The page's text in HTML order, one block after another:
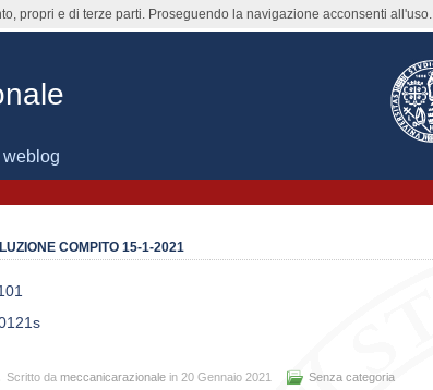
COMPITO 15-1-2021
Scritto da meccanicarazionale in 20 Gennaio 2021 Senza categoria
propri e di terze parti. Proseguendo la navigazione acconsenti all'uso.